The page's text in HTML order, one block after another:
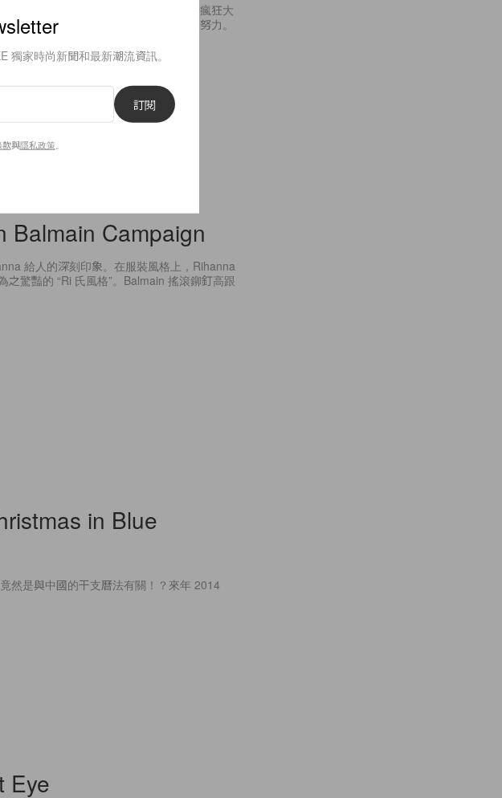
好時節。皆因這段時間所有商店都進行瘋狂大
品，為聖誕、新年派對服飾打扮盡最後努力。
Balmain Campaign
給人的深刻印象。在服裝風格上，Rihanna
驚豔的 “Ri 氏風格”。Balmain 搖滾鉚釘高跟
in Blue
然是與中國的干支曆法有關！？來年 2014
Eye
獨家時尚新聞和最新潮流資訊。
訂閱
款與隱私政策。